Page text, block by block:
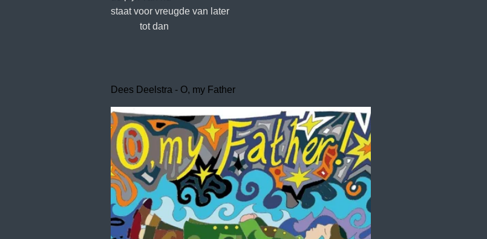
staat voor vreugde van later
tot dan
Dees Deelstra - O, my Father